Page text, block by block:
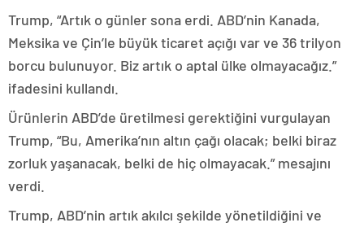
Trump, “Artık o günler sona erdi. ABD’nin Kanada,
Meksika ve Çin’le büyük ticaret açığı var ve 36 trilyon
borcu bulunuyor. Biz artık o aptal ülke olmayacağız.”
ifadesini kullandı.
Ürünlerin ABD’de üretilmesi gerektiğini vurgulayan
Trump, “Bu, Amerika’nın altın çağı olacak; belki biraz
zorluk yaşanacak, belki de hiç olmayacak.” mesajını
verdi.
Trump, ABD’nin artık akılcı şekilde yönetildiğini ve